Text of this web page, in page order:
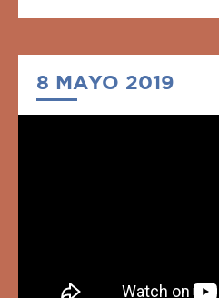
8 MAYO 2019